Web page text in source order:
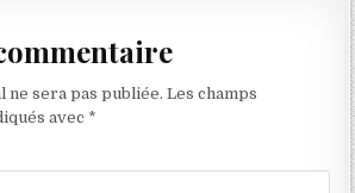
ne sera pas publiée. Les champs
avec *